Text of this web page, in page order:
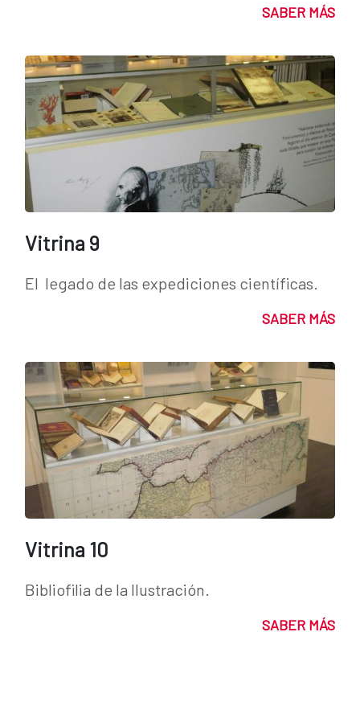
SABER MÁS
Vitrina 9
El legado de las expediciones científicas.
SABER MÁS
Vitrina 10
Bibliofilia de la Ilustración.
SABER MÁS